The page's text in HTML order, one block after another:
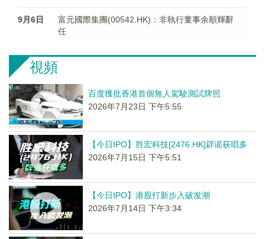
9月6日
富元國際集團(00542.HK)：非執行董事余順輝辭
任
視頻
百度獲批香港首個無人駕駛測試牌照
2026年7月23日 下午5:55
【今日IPO】胜宏科技[2476.HK]辟谣获唱多
2026年7月15日 下午5:51
【今日IPO】港股打新步入破发潮
2026年7月14日 下午3:34